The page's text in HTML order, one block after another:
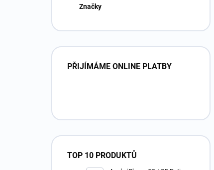
Značky
PŘIJÍMÁME ONLINE PLATBY
TOP 10 PRODUKTŮ